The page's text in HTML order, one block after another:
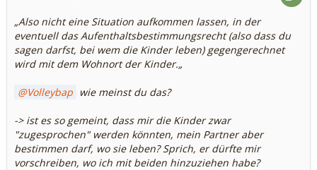
„Also nicht eine Situation aufkommen lassen, in der
eventuell das Aufenthaltsbestimmungsrecht (also dass du
sagen darfst, bei wem die Kinder leben) gegengerechnet
wird mit dem Wohnort der Kinder.„
Volleybap wie meinst du das?
-> ist es so gemeint, dass mir die Kinder zwar
"zugesprochen" werden könnten, mein Partner aber
bestimmen darf, wo sie leben? Sprich, er dürfte mir
vorschreiben, wo ich mit beiden hinzuziehen habe?